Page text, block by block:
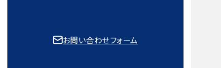
お問い合わせフォーム